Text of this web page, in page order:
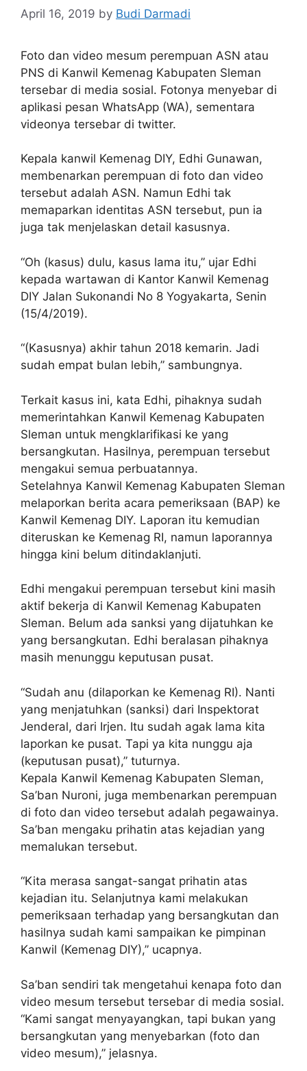
April 16, 2019 by Budi Darmadi
Foto dan video mesum perempuan ASN atau
PNS di Kanwil Kemenag Kabupaten Sleman
tersebar di media sosial. Fotonya menyebar di
aplikasi pesan WhatsApp (WA), sementara
videonya tersebar di twitter.
Kepala kanwil Kemenag DIY, Edhi Gunawan,
membenarkan perempuan di foto dan video
tersebut adalah ASN. Namun Edhi tak
memaparkan identitas ASN tersebut, pun ia
juga tak menjelaskan detail kasusnya.
“Oh (kasus) dulu, kasus lama itu,” ujar Edhi
kepada wartawan di Kantor Kanwil Kemenag
DIY Jalan Sukonandi No 8 Yogyakarta, Senin
(15/4/2019).
“(Kasusnya) akhir tahun 2018 kemarin. Jadi
sudah empat bulan lebih,” sambungnya.
Terkait kasus ini, kata Edhi, pihaknya sudah
memerintahkan Kanwil Kemenag Kabupaten
Sleman untuk mengklarifikasi ke yang
bersangkutan. Hasilnya, perempuan tersebut
mengakui semua perbuatannya.
Setelahnya Kanwil Kemenag Kabupaten Sleman
melaporkan berita acara pemeriksaan (BAP) ke
Kanwil Kemenag DIY. Laporan itu kemudian
diteruskan ke Kemenag RI, namun laporannya
hingga kini belum ditindaklanjuti.
Edhi mengakui perempuan tersebut kini masih
aktif bekerja di Kanwil Kemenag Kabupaten
Sleman. Belum ada sanksi yang dijatuhkan ke
yang bersangkutan. Edhi beralasan pihaknya
masih menunggu keputusan pusat.
“Sudah anu (dilaporkan ke Kemenag RI). Nanti
yang menjatuhkan (sanksi) dari Inspektorat
Jenderal, dari Irjen. Itu sudah agak lama kita
laporkan ke pusat. Tapi ya kita nunggu aja
(keputusan pusat),” tuturnya.
Kepala Kanwil Kemenag Kabupaten Sleman,
Sa’ban Nuroni, juga membenarkan perempuan
di foto dan video tersebut adalah pegawainya.
Sa’ban mengaku prihatin atas kejadian yang
memalukan tersebut.
“Kita merasa sangat-sangat prihatin atas
kejadian itu. Selanjutnya kami melakukan
pemeriksaan terhadap yang bersangkutan dan
hasilnya sudah kami sampaikan ke pimpinan
Kanwil (Kemenag DIY),” ucapnya.
Sa’ban sendiri tak mengetahui kenapa foto dan
video mesum tersebut tersebar di media sosial.
“Kami sangat menyayangkan, tapi bukan yang
bersangkutan yang menyebarkan (foto dan
video mesum),” jelasnya.